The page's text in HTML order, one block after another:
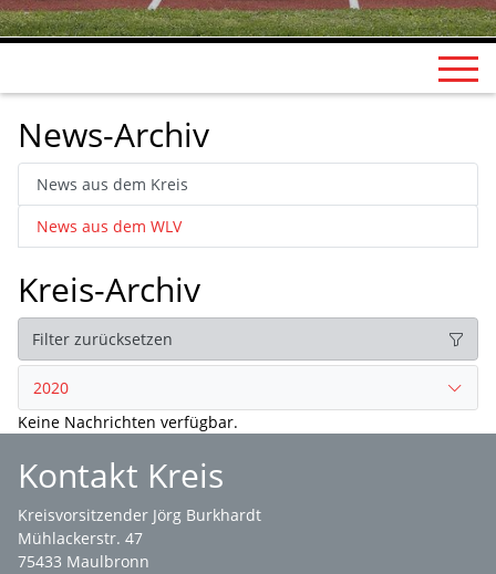
News-Archiv
News aus dem Kreis
News aus dem WLV
Kreis-Archiv
Filter zurücksetzen
2020
Keine Nachrichten verfügbar.
Kontakt Kreis
Kreisvorsitzender Jörg Burkhardt
Mühlackerstr. 47
75433 Maulbronn